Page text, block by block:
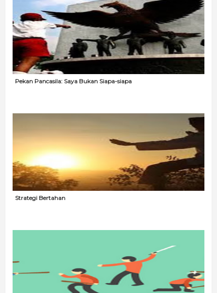
Pekan Pancasila: Saya Bukan Siapa-siapa
Strategi Bertahan